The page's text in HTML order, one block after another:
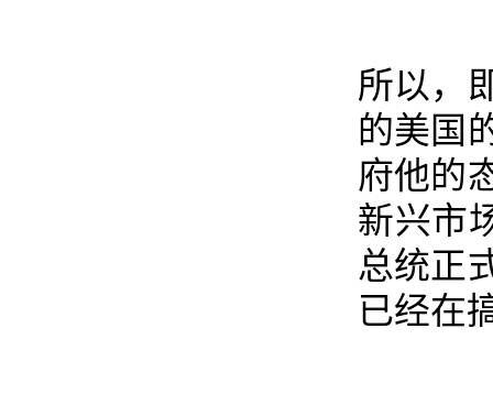
所以，
的美国
府他的
新兴市
总统正
已经在